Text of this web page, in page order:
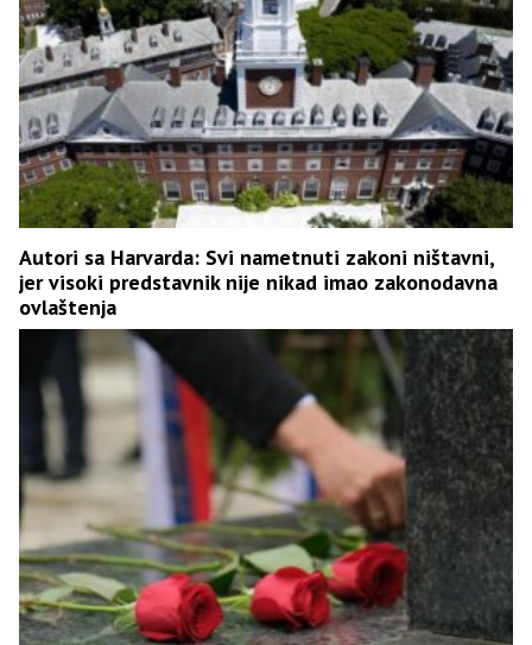
Autori sa Harvarda: Svi nametnuti zakoni ništavni,
jer visoki predstavnik nije nikad imao zakonodavna
ovlaštenja